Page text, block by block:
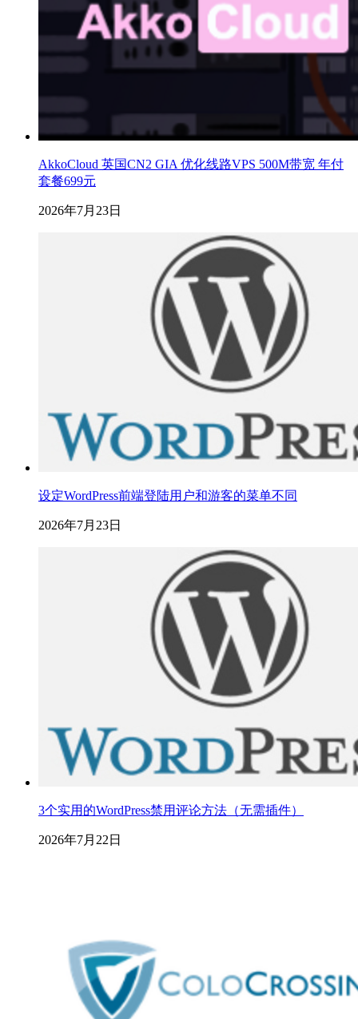
AkkoCloud 英国CN2 GIA 优化线路VPS 500M带宽 年付
套餐699元
2026年7月23日
设定WordPress前端登陆用户和游客的菜单不同
2026年7月23日
3个实用的WordPress禁用评论方法（无需插件）
2026年7月22日